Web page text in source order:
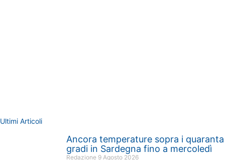
Ultimi Articoli
Ancora temperature sopra i quaranta
gradi in Sardegna fino a mercoledì
Redazione 9 Agosto 2026